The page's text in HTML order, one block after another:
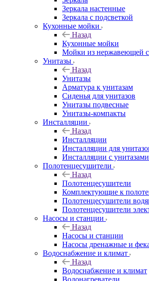
Зеркала настенные
Зеркала с подсветкой
Кухонные мойки
Назад
Кухонные мойки
Мойки из нержавеющей
Унитазы
Назад
Унитазы
Арматура к унитазам
Сиденья для унитазов
Унитазы подвесные
Унитазы-компакты
Инсталляции
Назад
Инсталляции
Инсталляции для
Инсталляции с
Полотенцесушители
Назад
Полотенцесушители
Комплектующие к
Полотенцесушители
Полотенцесушители
Насосы и станции
Назад
Насосы и станции
Насосы дренажные и
Водоснабжение и климат
Назад
Водоснабжение и климат
Водонагреватели